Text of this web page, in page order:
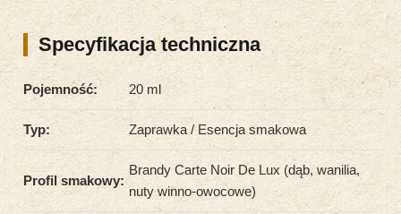
Specyfikacja techniczna
Pojemność: 20 ml
Typ: Zaprawka / Esencja smakowa
Profil smakowy:
Brandy Carte Noir De Lux (dąb, wanilia,
nuty winno-owocowe)